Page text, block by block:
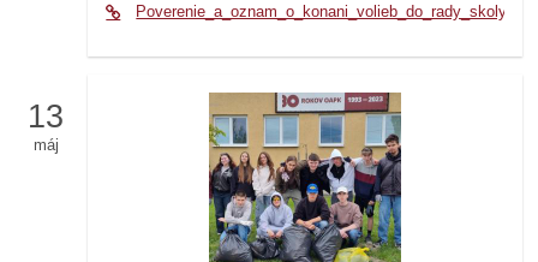
13
máj